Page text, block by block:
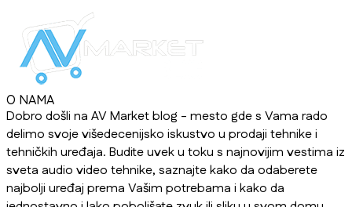
O NAMA
Dobro došli na AV Market blog - mesto gde s Vama rado
delimo svoje višedecenijsko iskustvo u prodaji tehnike i
tehničkih uređaja. Budite uvek u toku s najnovijim vestima iz
sveta audio video tehnike, saznajte kako da odaberete
najbolji uređaj prema Vašim potrebama i kako da